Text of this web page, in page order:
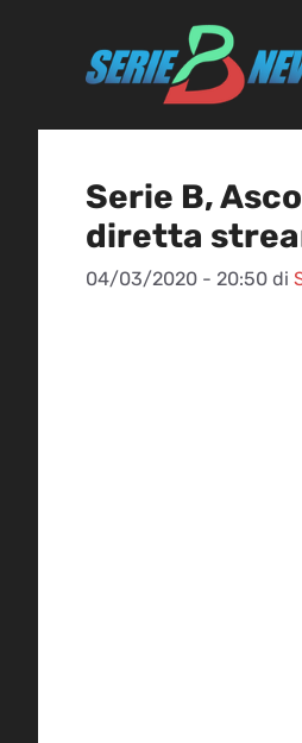
Serie B,
diretta
04/03/2020 - 20:50 di